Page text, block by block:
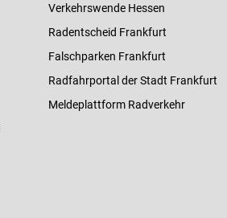
Verkehrswende Hessen
Radentscheid Frankfurt
Falschparken Frankfurt
Radfahrportal der Stadt Frankfurt
Meldeplattform Radverkehr